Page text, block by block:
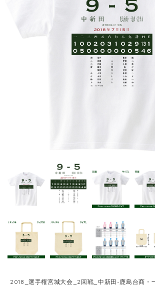
2018_選手権宮城大会_2回戦_中新田-鹿島台商・